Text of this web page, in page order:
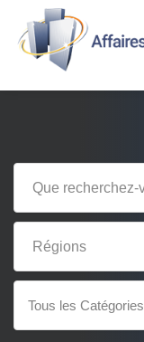
Tous les Catégories